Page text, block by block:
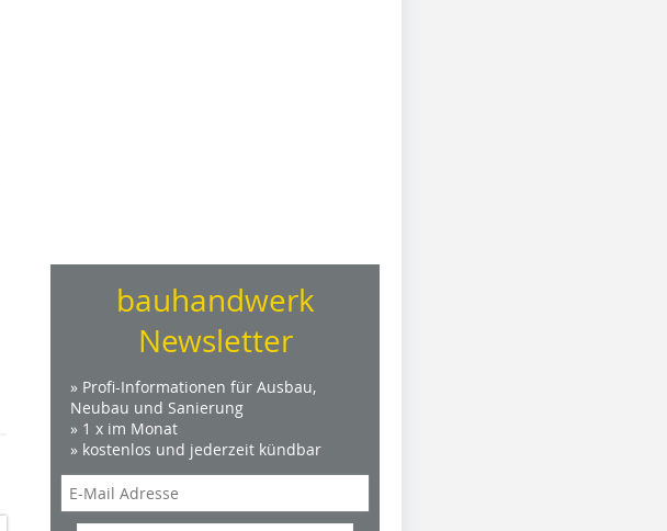
bauhandwerk
Newsletter
» Profi-Informationen für Ausbau,
Neubau und Sanierung
» 1 x im Monat
» kostenlos und jederzeit kündbar